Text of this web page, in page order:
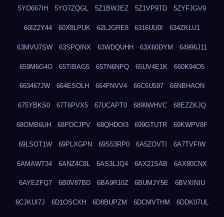
5YO667IH 5YO7ZQGL 5Z1BWJEZ 5Z1VP9TD 5ZYFJGV9
60IZ2Y44 60X8LPUK 62LJGRE8 6316UU0I 634ZKLU1
63MVU7SW 63SPQINX 63WDQUHH 63X60DYM 64996J11
659M6G4O 65TIBAG5 65TN6NPQ 65UV4E1K 660K94O5
663467JW 664ESOLH 664FNVV4 66C6U597 66NBHAON
675YBKS0 67T6PVX5 67UCAPT0 6899WHVC 68EZZKJQ
68OMB6UH 68PDCJPV 68QHDOI3 699GTUTR 69KWPV8F
69LSOT1W 69PLXGPN 69S53RP0 6A5ZOVTI 6A7TVFIW
6AMAWT34 6ANZ4C8L 6AS3LJQ4 6AX21SAB 6AX80CNX
6AYEZFQ7 6B0V87BD 6BA9R10Z 6BUMJY5E 6BVXINIU
6CJKUI7J 6D1OSCXH 6D8BUPZM 6DCMVTHM 6DDK07UL